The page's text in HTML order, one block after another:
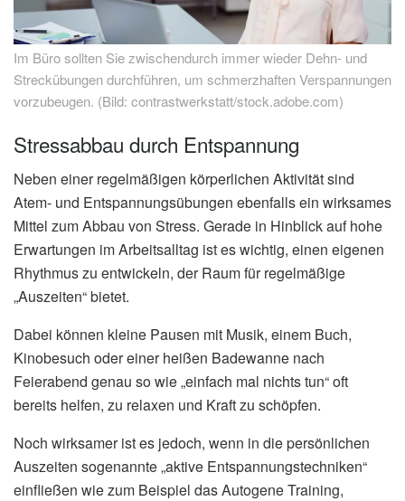
Im Büro sollten Sie zwischendurch immer wieder Dehn- und
Streckübungen durchführen, um schmerzhaften Verspannungen
vorzubeugen. (Bild: contrastwerkstatt/stock.adobe.com)
Stressabbau durch Entspannung
Neben einer regelmäßigen körperlichen Aktivität sind
Atem- und Entspannungsübungen ebenfalls ein wirksames
Mittel zum Abbau von Stress. Gerade in Hinblick auf hohe
Erwartungen im Arbeitsalltag ist es wichtig, einen eigenen
Rhythmus zu entwickeln, der Raum für regelmäßige
„Auszeiten“ bietet.
Dabei können kleine Pausen mit Musik, einem Buch,
Kinobesuch oder einer heißen Badewanne nach
Feierabend genau so wie „einfach mal nichts tun“ oft
bereits helfen, zu relaxen und Kraft zu schöpfen.
Noch wirksamer ist es jedoch, wenn in die persönlichen
Auszeiten sogenannte „aktive Entspannungstechniken“
einfließen wie zum Beispiel das Autogene Training,